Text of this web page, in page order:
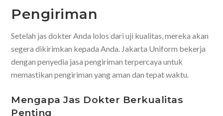
Pengiriman
Setelah jas dokter Anda lolos dari uji kualitas, mereka akan
segera dikirimkan kepada Anda. Jakarta Uniform bekerja
dengan penyedia jasa pengiriman terpercaya untuk
memastikan pengiriman yang aman dan tepat waktu.
Mengapa Jas Dokter Berkualitas
Penting